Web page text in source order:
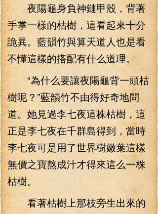
夜陽龜身負神鏈甲殼，背著
手掌一樣的枯樹，這看起來十分
詭異。藍韻竹與算天道人也是看
不懂這樣的搭配有什么道理。
“為什么要讓夜陽龜背一頭枯
樹呢？”藍韻竹不由得好奇地問
道。她見過李七夜這株枯樹，這
正是李七夜在千群島得到，當時
李七夜可是用了世界樹嫩葉這樣
無價之寶熬成汁才得來這么一株
枯樹。
看著枯樹上那枝旁生出來的